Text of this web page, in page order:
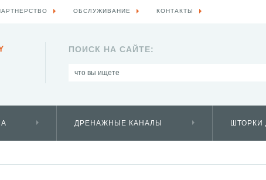
ПОИСК НА САЙТЕ:
ДРЕНАЖНЫЕ КАНАЛЫ ШТОРКИ
ОБСЛУЖИВАНИЕ КОНТАКТЫ